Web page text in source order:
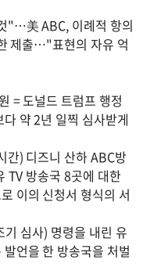
"…美 ABC, 이례적 항의
제출…"표현의 자유 억
= 도널드 트럼프 행정
약 2년 일찍 심사받게
간) 디즈니 산하 ABC방
TV 방송국 8곳에 대한
이의 신청서 형식의 서
심사) 명령을 내린 유
언을 한 방송국을 처벌